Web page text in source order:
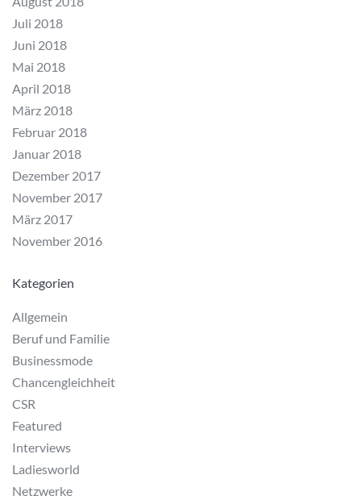
Juli 2018
Juni 2018
Mai 2018
April 2018
März 2018
Februar 2018
Januar 2018
Dezember 2017
November 2017
März 2017
November 2016
Kategorien
Allgemein
Beruf und Familie
Businessmode
Chancengleichheit
CSR
Featured
Interviews
Ladiesworld
Netzwerke